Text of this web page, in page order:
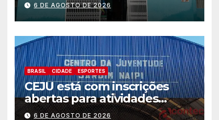
situações de emergência e
calamidade pública
6 DE AGOSTO DE 2026
BRASIL CIDADE ESPORTES
CEJU está com inscrições
abertas para atividades
gratuitas
6 DE AGOSTO DE 2026